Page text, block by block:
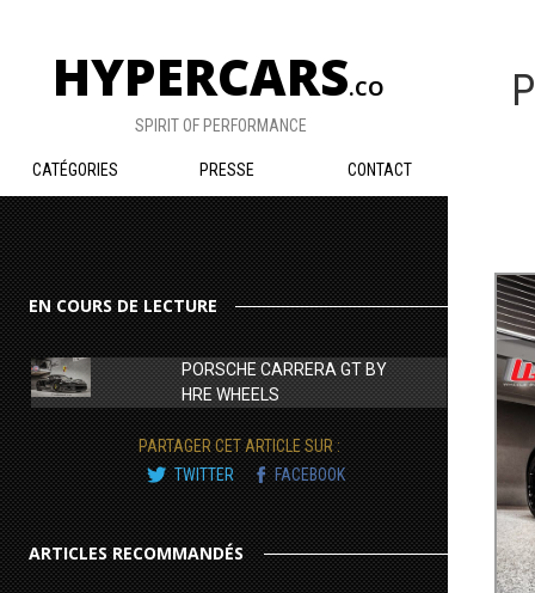
HYPERCARS.CO
SPIRIT OF PERFORMANCE
CATÉGORIES PRESSE CONTACT
EN COURS DE LECTURE
PORSCHE CARRERA GT BY
HRE WHEELS
PARTAGER CET ARTICLE SUR :
TWITTER
FACEBOOK
ARTICLES RECOMMANDÉS